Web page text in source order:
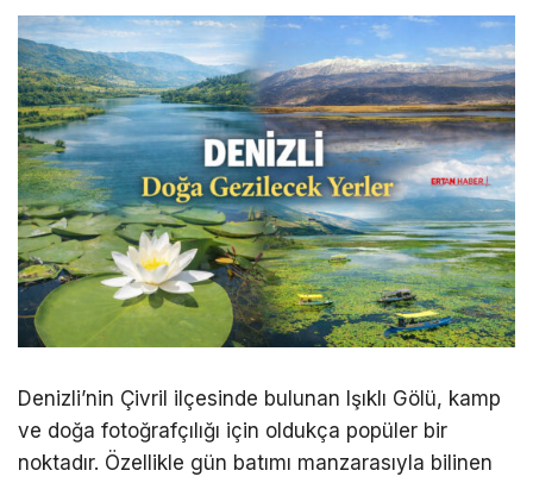
Denizli’nin Çivril ilçesinde bulunan Işıklı Gölü, kamp
ve doğa fotoğrafçılığı için oldukça popüler bir
noktadır. Özellikle gün batımı manzarasıyla bilinen